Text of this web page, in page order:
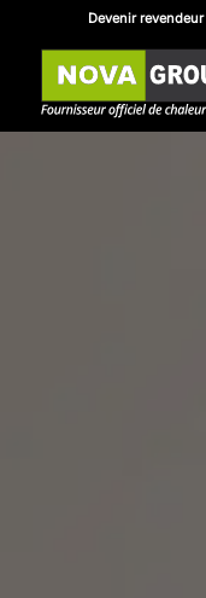
Devenir revendeur